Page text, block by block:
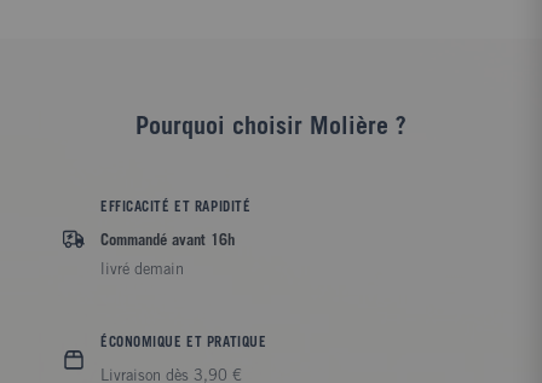
Pourquoi choisir Molière ?
EFFICACITÉ ET RAPIDITÉ
Commandé avant 16h
livré demain
ÉCONOMIQUE ET PRATIQUE
Livraison dès 3,90 €